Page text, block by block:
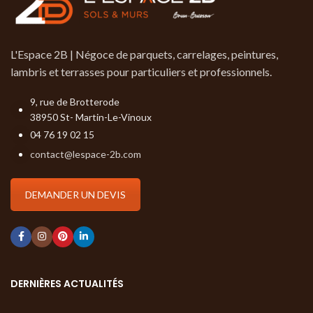
L'Espace 2B | Négoce de parquets, carrelages, peintures,
lambris et terrasses pour particuliers et professionnels.
9, rue de Brotterode
38950 St- Martin-Le-Vinoux
04 76 19 02 15
contact@lespace-2b.com
DEMANDER UN DEVIS
DERNIÈRES ACTUALITÉS